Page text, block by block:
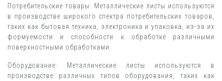
Потребительские товары: Металлические листы используются
в производстве широкого спектра потребительских товаров,
таких как бытовая техника, электроника и упаковка, из-за их
формуемости и способности к обработке различными
поверхностными обработками.
Оборудование: Металлические листы используются в
производстве различных типов оборудования, таких как